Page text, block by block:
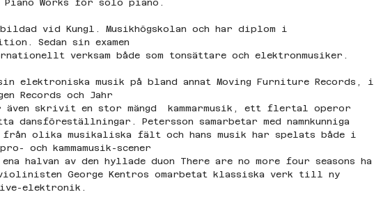
Works för solo piano.
vid Kungl. Musikhögskolan och har diplom i
Sedan sin examen
verksam både som tonsättare och elektronmusiker.
elektroniska musik på bland annat Moving Furniture Records, i
Records och Jahr
även skrivit en stor mängd  kammarmusik, ett flertal operor
Petersson samarbetar med namnkunniga
olika musikaliska fält och hans musik har spelats både i
och kammamusik-scener
halvan av den hyllade duon There are no more four seasons ha
violinisten George Kentros omarbetat klassiska verk till ny
elektronik.